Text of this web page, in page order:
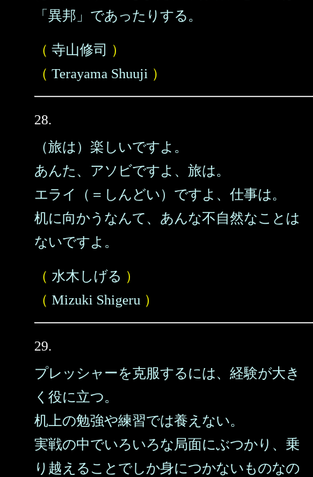
「異邦」であったりする。
（ 寺山修司 ）
（ Terayama Shuuji ）
28.
（旅は）楽しいですよ。
あんた、アソビですよ、旅は。
エライ（＝しんどい）ですよ、仕事は。
机に向かうなんて、あんな不自然なことは
ないですよ。
（ 水木しげる ）
（ Mizuki Shigeru ）
29.
プレッシャーを克服するには、経験が大き
く役に立つ。
机上の勉強や練習では養えない。
実戦の中でいろいろな局面にぶつかり、乗
り越えることでしか身につかないものなの